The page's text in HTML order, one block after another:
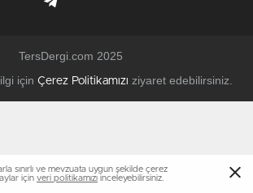
TersDergi.com 2025
için Çerez Politikamızı ziyaret edebilirsiniz.
sınırlı ve mevzuata uygun şekilde çerez
için veri politikamızı inceleyebilirsiniz.